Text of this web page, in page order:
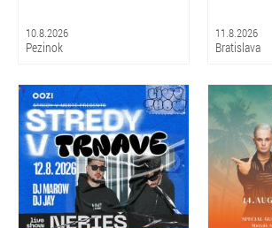
10.8.2026
Pezinok
11.8.2026
Bratislava